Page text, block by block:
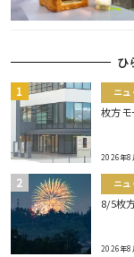
ひ
ニュ
枚方
2026年8
ニュ
8/5枚
2026年8